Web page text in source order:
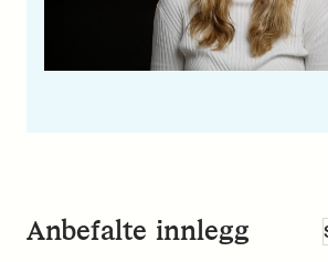
Anbefalte innlegg